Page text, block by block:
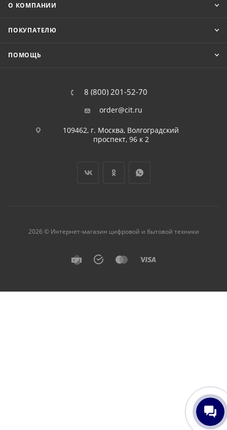
О КОМПАНИИ
ПОКУПАТЕЛЮ
ПОМОЩЬ
8 (800) 201-52-70
order@cit.ru
109462, г. Москва, Волгоградский
проспект, 96 к 2
2026 © Интернет-магазин цифровой и бытовой техники